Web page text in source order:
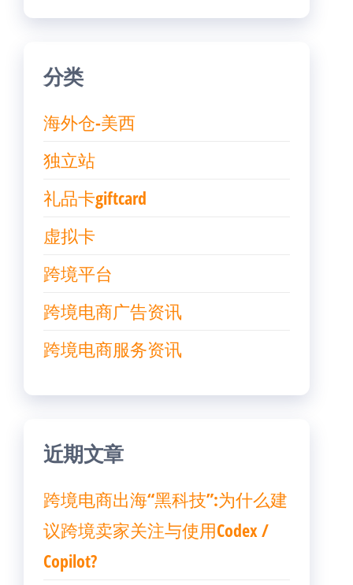
分类
海外仓-美西
独立站
礼品卡giftcard
虚拟卡
跨境平台
跨境电商广告资讯
跨境电商服务资讯
近期文章
跨境电商出海“黑科技”:为什么建
议跨境卖家关注与使用Codex /
Copilot?